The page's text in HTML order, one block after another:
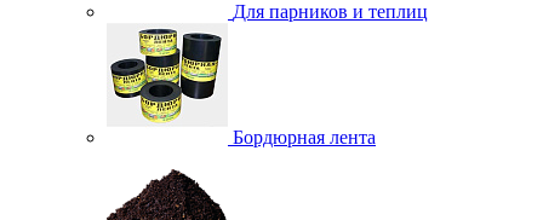
Для парников и теплиц
Бордюрная лента